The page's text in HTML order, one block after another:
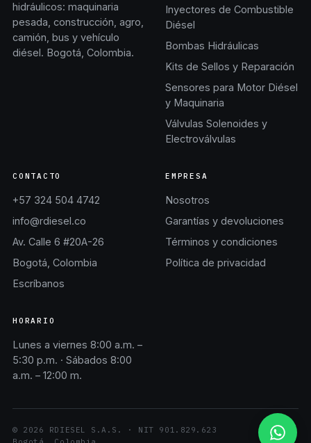
hidráulicos: maquinaria
pesada, construcción, agro,
camión, bus y vehículo
diésel. Bogotá, Colombia.
Inyectores de Combustible
Diésel
Bombas Hidráulicas
Kits de Sellos y Reparación
Sensores para Motor Diésel
y Maquinaria
Válvulas Solenoides y
Electroválvulas
CONTACTO
+57 324 504 4742
info@rdiesel.co
Av. Calle 6 #20A-26
Bogotá, Colombia
Escríbanos
EMPRESA
Nosotros
Garantías y devoluciones
Términos y condiciones
Política de privacidad
HORARIO
Lunes a viernes 8:00 a.m. –
5:30 p.m. · Sábados 8:00
a.m. – 12:00 m.
© 2026 RDIESEL S.A.S. · NIT 901.829.623